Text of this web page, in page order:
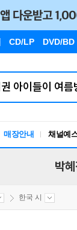
CD/LP DVD/BD
매장안내 채널예
박
한국 시